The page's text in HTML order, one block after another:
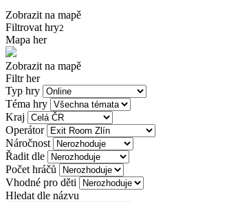
Zobrazit na mapě
Filtrovat hry2
Mapa her
Zobrazit na mapě
Filtr her
Typ hry
Téma hry
Kraj
Operátor
Náročnost
Řadit dle
Počet hráčů
Vhodné pro děti
Hledat dle názvu